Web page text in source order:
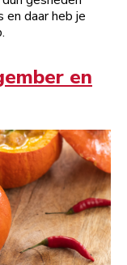
daar heb je
en